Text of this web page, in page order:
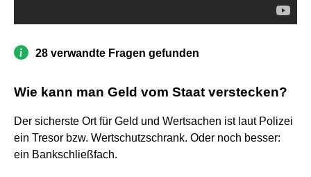
28 verwandte Fragen gefunden
Wie kann man Geld vom Staat verstecken?
Der sicherste Ort für Geld und Wertsachen ist laut Polizei
ein Tresor bzw. Wertschutzschrank. Oder noch besser:
ein Bankschließfach.